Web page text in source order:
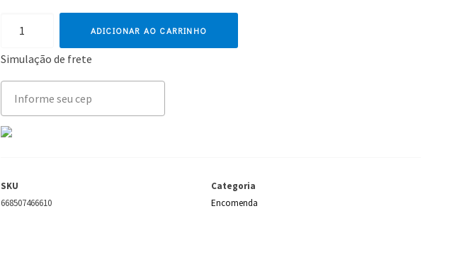
quantidade
ADICIONAR AO CARRINHO
Simulação de frete
SKU
668507466610
Categoria
Encomenda